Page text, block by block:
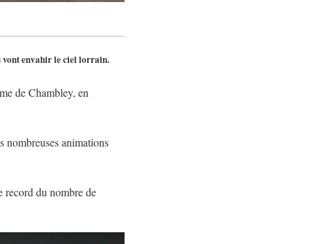
vont envahir le ciel lorrain.
de Chambley, en
nombreuses animations
record du nombre de